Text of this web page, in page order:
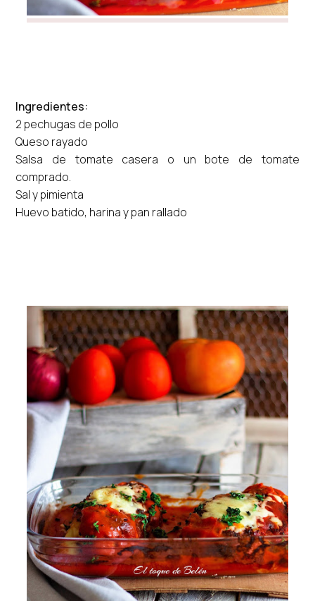
Ingredientes:
2 pechugas de pollo
Queso rayado
Salsa de tomate casera o un bote de tomate
comprado.
Sal y pimienta
Huevo batido, harina y pan rallado